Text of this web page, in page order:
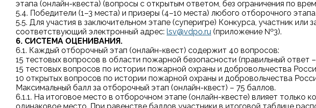
этапа (онлайн-квеста) (вопросы с открытым ответом, без ограничения по
5.4. Победители (1–3 места) и призеры (4–10 места) любого отборочного
5.5. Для участия в заключительном этапе (суперигре) Конкурса, участник
соответствующий электронный адрес: lsv@vdpo.ru (приложение №3).
6. СИСТЕМА ОЦЕНИВАНИЯ.
6.1. Каждый отборочный этап (онлайн-квест) содержит 40 вопросов:
15 тестовых вопросов в области пожарной безопасности (правильный ответ –
15 тестовых вопросов по истории пожарной охраны и добровольчества
10 открытых вопросов по истории пожарной охраны и добровольчества
Максимальный балл за отборочный этап (онлайн-квест) – 75 баллов.
6.1.1. На итоговое место в отборочном этапе (онлайн-квесте) влияет только
одинаковое место. При равенстве баллов участники в итоговой таблице